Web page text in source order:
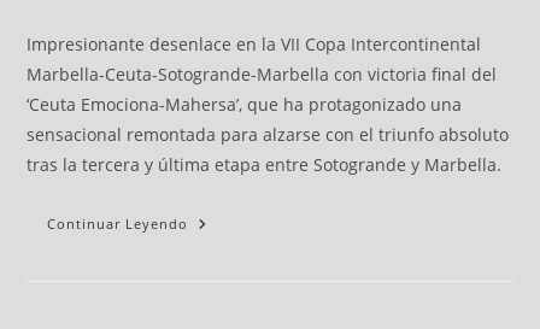
Impresionante desenlace en la VII Copa Intercontinental
Marbella-Ceuta-Sotogrande-Marbella con victoria final del
‘Ceuta Emociona-Mahersa’, que ha protagonizado una
sensacional remontada para alzarse con el triunfo absoluto
tras la tercera y última etapa entre Sotogrande y Marbella.
Continuar Leyendo